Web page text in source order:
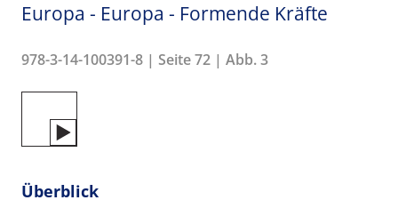
Europa - Europa - Formende Kräfte
978-3-14-100391-8 | Seite 72 | Abb. 3
Überblick